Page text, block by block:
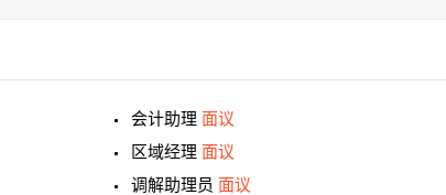
会计助理 面议
区域经理 面议
调解助理员 面议